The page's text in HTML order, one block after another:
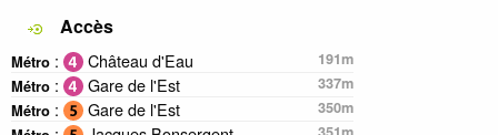
Accès
Métro : Château d'Eau
191m
Métro : Gare de l'Est
337m
Métro : Gare de l'Est
350m